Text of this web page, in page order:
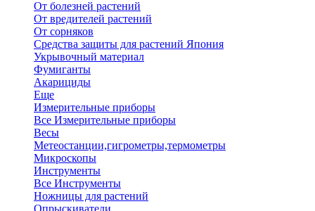
От болезней растений
От вредителей растений
От сорняков
Средства защиты для растений Япония
Укрывочный материал
Фумиганты
Акарициды
Еще
Измерительные приборы
Все Измерительные приборы
Весы
Метеостанции,гигрометры,термометры
Микроскопы
Инструменты
Все Инструменты
Ножницы для растений
Опрыскиватели